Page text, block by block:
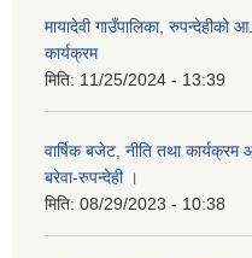
मायादेवी गाउँपालिका,
कार्यक्रम
मिति: 11/25/2024 - 13:39
वार्षिक बजेट, नीति तथा
बरेवा-रुपन्देही ।
मिति: 08/29/2023 - 10:38